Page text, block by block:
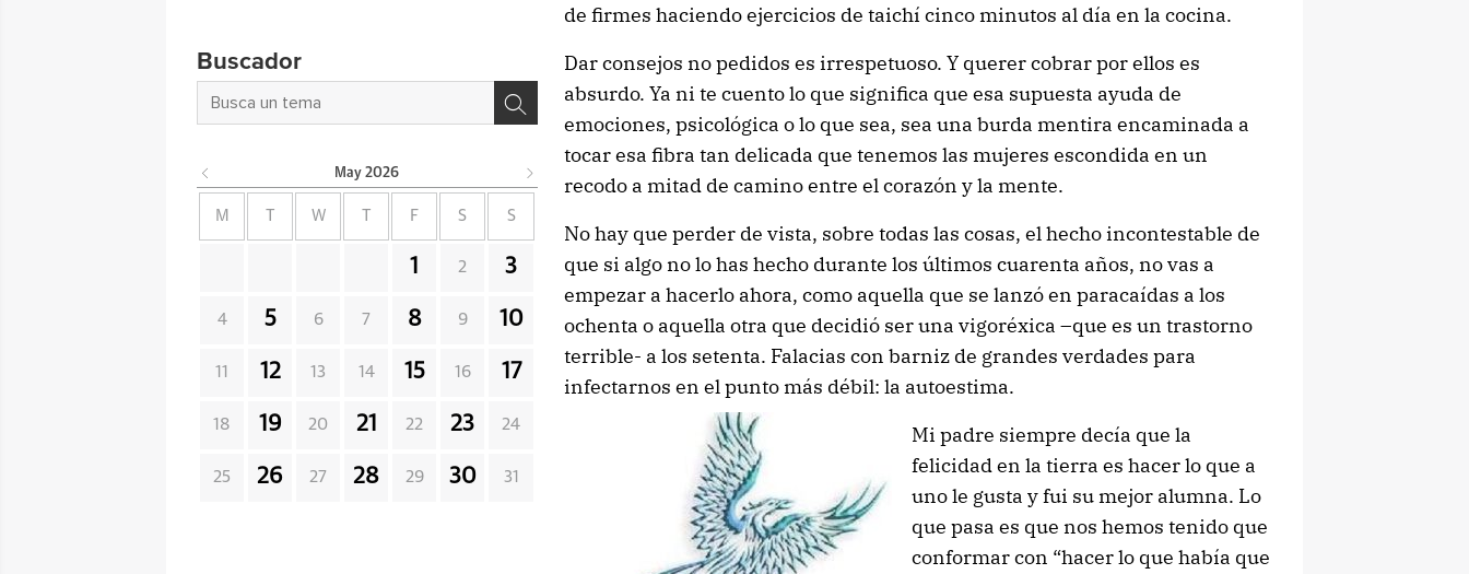
de firmes haciendo ejercicios de taichí cinco minutos al día en la cocina.
Dar consejos no pedidos es irrespetuoso. Y querer cobrar por ellos es
absurdo. Ya ni te cuento lo que significa que esa supuesta ayuda de
emociones, psicológica o lo que sea, sea una burda mentira encaminada a
tocar esa fibra tan delicada que tenemos las mujeres escondida en un
recodo a mitad de camino entre el corazón y la mente.
No hay que perder de vista, sobre todas las cosas, el hecho incontestable de
que si algo no lo has hecho durante los últimos cuarenta años, no vas a
empezar a hacerlo ahora, como aquella que se lanzó en paracaídas a los
ochenta o aquella otra que decidió ser una vigoréxica –que es un trastorno
terrible- a los setenta. Falacias con barniz de grandes verdades para
infectarnos en el punto más débil: la autoestima.
Mi padre siempre decía que la
felicidad en la tierra es hacer lo que a
uno le gusta y fui su mejor alumna. Lo
que pasa es que nos hemos tenido que
conformar con “hacer lo que había que
Buscador
May 2026
M W F S S
1 2 3
4 5 6 7 8 9 10
11 12 13 14 15 16 17
18 19 20 21 22 23 24
25 26 27 28 29 30 31